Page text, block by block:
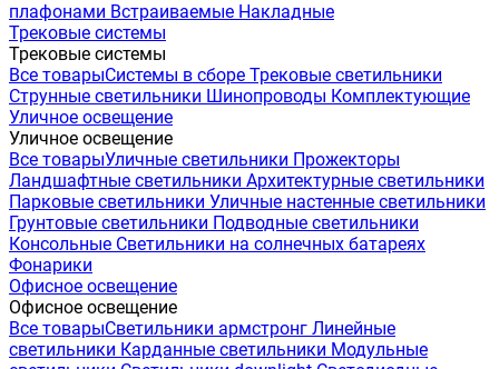
плафонами Встраиваемые Накладные
Трековые системы
Трековые системы
Все товарыСистемы в сборе Трековые светильники
Струнные светильники Шинопроводы Комплектующие
Уличное освещение
Уличное освещение
Все товарыУличные светильники Прожекторы
Ландшафтные светильники Архитектурные светильники
Парковые светильники Уличные настенные светильники
Грунтовые светильники Подводные светильники
Консольные Светильники на солнечных батареях
Фонарики
Офисное освещение
Офисное освещение
Все товарыСветильники армстронг Линейные
светильники Карданные светильники Модульные